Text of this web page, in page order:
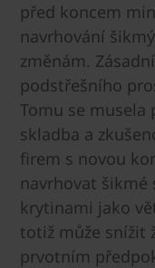
před koncem
navrhování
změnám.
podstřešního
Tomu se musela
skladba a
firem s novou
navrhovat šikmé
krytinami jako
totiž může snížit
prvotním